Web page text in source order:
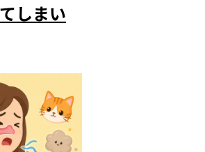
しまい